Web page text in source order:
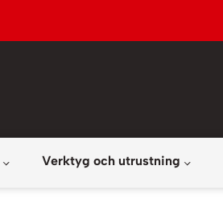
Verktyg och utrustning